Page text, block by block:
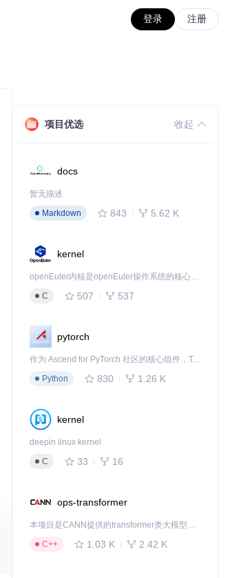
登录 注册
项目优选 收起
docs
暂无描述
Markdown
843 5.62 K
kernel
openEuler内核是openEuler操作系统的核心，既是系统性能与稳定性的基石，也是连接处理器、设备与服务的桥梁。
C
507 537
pytorch
作为 Ascend for PyTorch 社区的核心组件，TorchNPU 是昇腾专为 PyTorch 打造的深度学习适配插件，使 PyTorch 框架能够直接调用昇腾 NPU，为开发者提供昇腾 AI 处理器的超强算力。
Python
830 1.26 K
kernel
deepin linux kernel
C
33 16
ops-transformer
本项目是CANN提供的transformer类大模型算子库，实现网络在NPU上加速计算。
C++
1.03 K 2.42 K